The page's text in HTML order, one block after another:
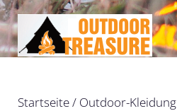
Zum
Inhalt
springen
Startseite/ Outdoor-Kleidung